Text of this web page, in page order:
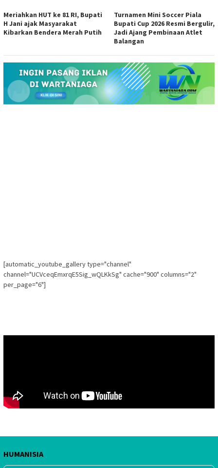
Meriahkan HUT ke 81 RI, Bupati
H Jani ajak Masyarakat
Kibarkan Bendera Merah Putih
Turnamen Mini Soccer Piala
Bupati Cup 2026 Resmi Bergulir,
Jadi Ajang Pembinaan Atlet
Balangan
[automatic_youtube_gallery type="channel"
channel="UCVceqEmxrqE5Sig_wQLKkSg" cache="900" columns="2"
per_page="6"]
HUMANISIA